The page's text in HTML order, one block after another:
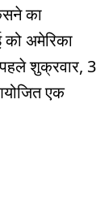
का
को अमेरिका
शुक्रवार, 3
एक